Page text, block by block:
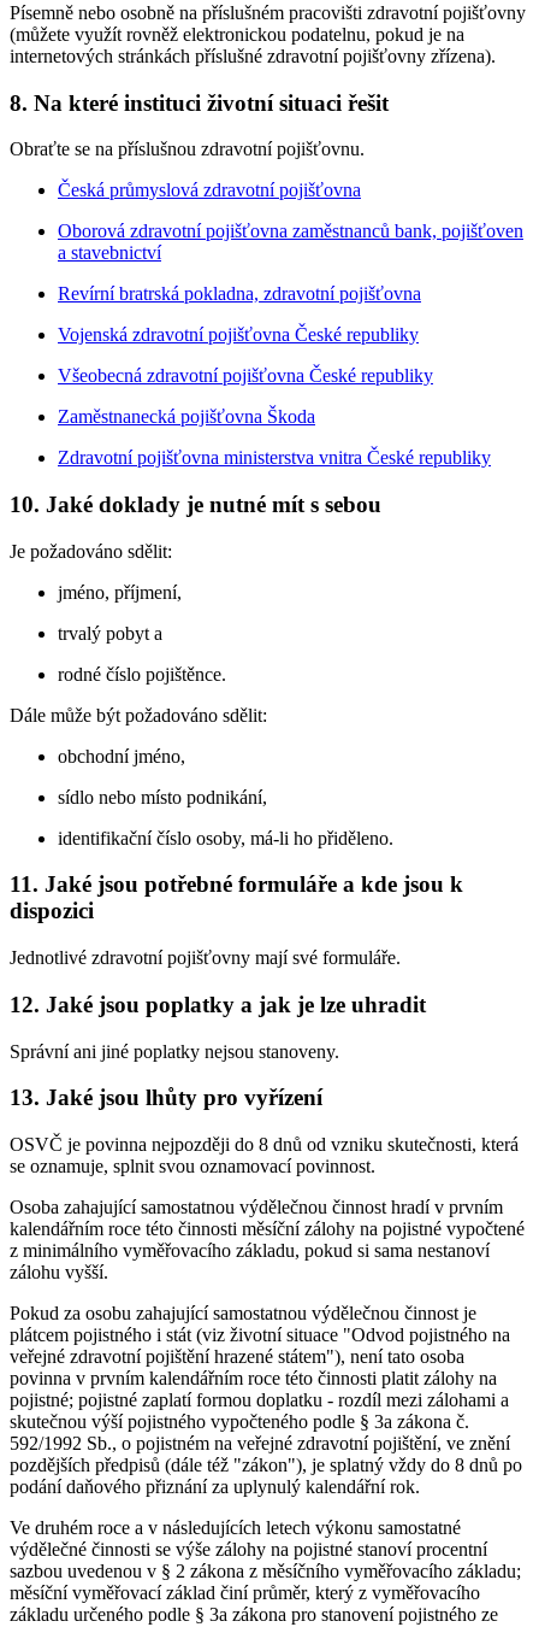
Písemně nebo osobně na příslušném pracovišti zdravotní pojišťovny
(můžete využít rovněž elektronickou podatelnu, pokud je na
internetových stránkách příslušné zdravotní pojišťovny zřízena).
8. Na které instituci životní situaci řešit
Obraťte se na příslušnou zdravotní pojišťovnu.
Česká průmyslová zdravotní pojišťovna
Oborová zdravotní pojišťovna zaměstnanců bank, pojišťoven
a stavebnictví
Revírní bratrská pokladna, zdravotní pojišťovna
Vojenská zdravotní pojišťovna České republiky
Všeobecná zdravotní pojišťovna České republiky
Zaměstnanecká pojišťovna Škoda
Zdravotní pojišťovna ministerstva vnitra České republiky
10. Jaké doklady je nutné mít s sebou
Je požadováno sdělit:
jméno, příjmení,
trvalý pobyt a
rodné číslo pojištěnce.
Dále může být požadováno sdělit:
obchodní jméno,
sídlo nebo místo podnikání,
identifikační číslo osoby, má-li ho přiděleno.
11. Jaké jsou potřebné formuláře a kde jsou k
dispozici
Jednotlivé zdravotní pojišťovny mají své formuláře.
12. Jaké jsou poplatky a jak je lze uhradit
Správní ani jiné poplatky nejsou stanoveny.
13. Jaké jsou lhůty pro vyřízení
OSVČ je povinna nejpozději do 8 dnů od vzniku skutečnosti, která
se oznamuje, splnit svou oznamovací povinnost.
Osoba zahajující samostatnou výdělečnou činnost hradí v prvním
kalendářním roce této činnosti měsíční zálohy na pojistné vypočtené
z minimálního vyměřovacího základu, pokud si sama nestanoví
zálohu vyšší.
Pokud za osobu zahajující samostatnou výdělečnou činnost je
plátcem pojistného i stát (viz životní situace "Odvod pojistného na
veřejné zdravotní pojištění hrazené státem"), není tato osoba
povinna v prvním kalendářním roce této činnosti platit zálohy na
pojistné; pojistné zaplatí formou doplatku - rozdíl mezi zálohami a
skutečnou výší pojistného vypočteného podle § 3a zákona č.
592/1992 Sb., o pojistném na veřejné zdravotní pojištění, ve znění
pozdějších předpisů (dále též "zákon"), je splatný vždy do 8 dnů po
podání daňového přiznání za uplynulý kalendářní rok.
Ve druhém roce a v následujících letech výkonu samostatné
výdělečné činnosti se výše zálohy na pojistné stanoví procentní
sazbou uvedenou v § 2 zákona z měsíčního vyměřovacího základu;
měsíční vyměřovací základ činí průměr, který z vyměřovacího
základu určeného podle § 3a zákona pro stanovení pojistného ze